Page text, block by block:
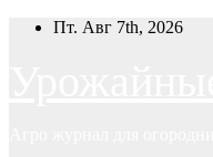
ПерейтиПт. Авг 7th, 2026